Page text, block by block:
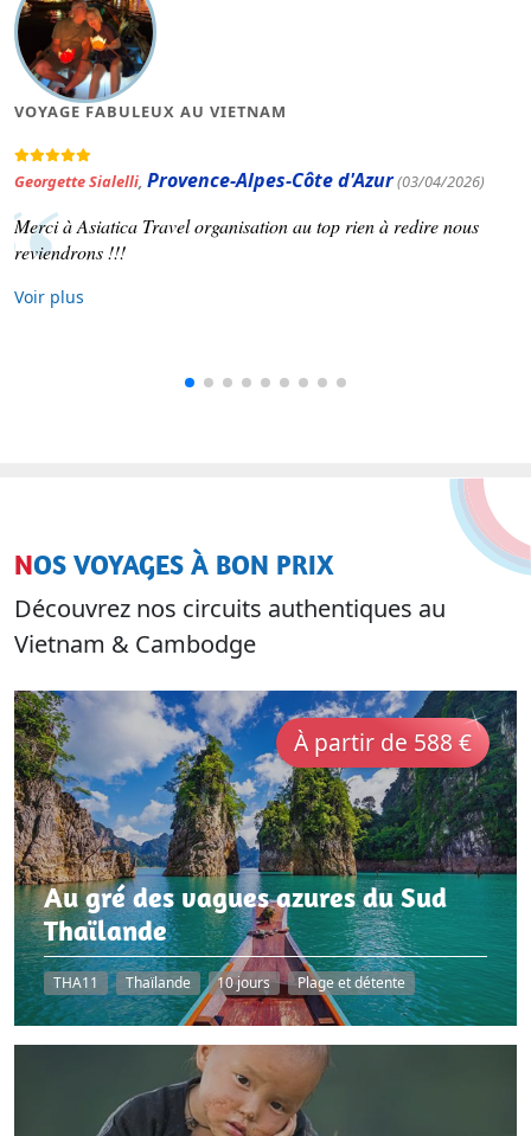
VOYAGE FABULEUX AU VIETNAM
Georgette Sialelli, Provence-Alpes-Côte d'Azur(03/04/2026)
Merci à Asiatica Travel organisation au top rien à redire nous
reviendrons !!!
Voir plus
NOS VOYAGES À BON PRIX
Découvrez nos circuits authentiques au
Vietnam & Cambodge
À partir de 588 €
Au gré des vagues azures du Sud
Thaïlande
THA11 Thaïlande 10 jours Plage et détente